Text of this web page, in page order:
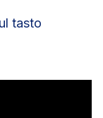
tasto